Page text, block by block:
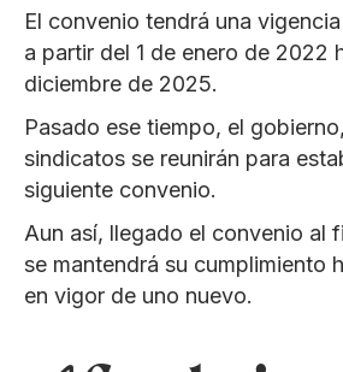
El convenio tendrá una
a partir del 1 de enero de 2022
diciembre de 2025.
Pasado ese tiempo, el
sindicatos se reunirán para
siguiente convenio.
Aun así, llegado el convenio al
se mantendrá su cumplimiento
en vigor de uno nuevo.